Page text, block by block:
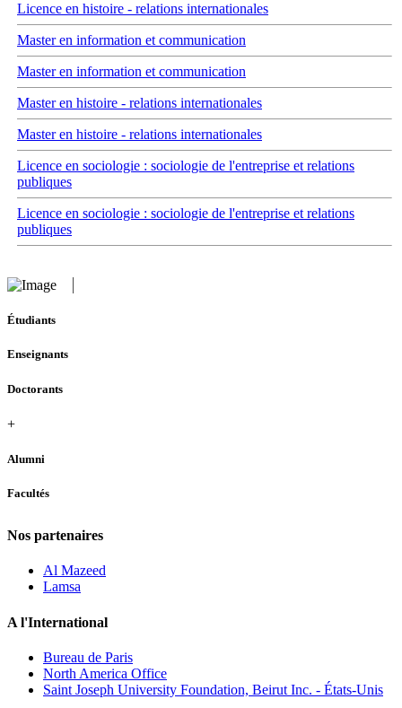
Licence en histoire - relations internationales
Master en information et communication
Master en information et communication
Master en histoire - relations internationales
Master en histoire - relations internationales
Licence en sociologie : sociologie de l'entreprise et relations
publiques
Licence en sociologie : sociologie de l'entreprise et relations
publiques
Étudiants
Enseignants
Doctorants
+
Alumni
Facultés
Nos partenaires
Al Mazeed
Lamsa
A l'International
Bureau de Paris
North America Office
Saint Joseph University Foundation, Beirut Inc. - États-Unis